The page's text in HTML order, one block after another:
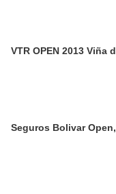
VTR OPEN 2013 Viña
Seguros Bolivar